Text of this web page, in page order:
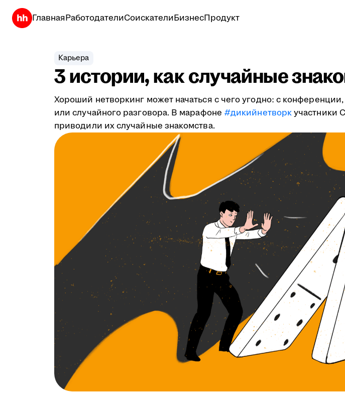
ГлавнаяРаботодателиСоискателиБизнесПродукт
Карьера
3 истории, как случайные
Хороший нетворкинг может начаться с чего угодно: с
или случайного разговора. В марафоне #дикийнетворкучастники
приводили их случайные знакомства.